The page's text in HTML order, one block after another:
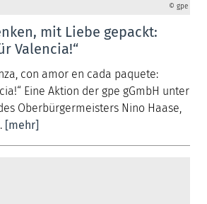
© gpe
mit Liebe gepackt:
Valencia!“
con amor en cada paquete:
Eine Aktion der gpe gGmbH unter
Oberbürgermeisters Nino Haase,
[mehr]